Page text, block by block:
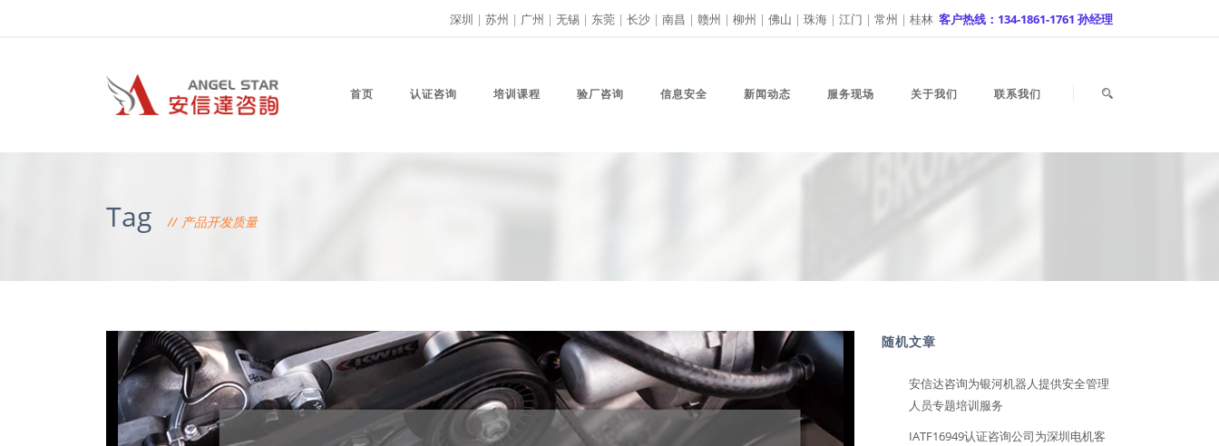
深圳 | 苏州 | 广州 | 无锡 | 东莞 | 长沙 | 南昌 | 赣州 | 柳州 | 佛山 | 珠海 | 江门 | 常州 | 桂林 客户热线：134-1861-1761 孙经理
首页 认证咨询 培训课程 验厂咨询 信息安全 新闻动态 服务现场 关于我们 联系我们
Tag 产品开发质量
随机文章
安信达咨询为银河机器人提供安全管理
人员专题培训服务
IATF16949认证咨询公司为深圳电机客